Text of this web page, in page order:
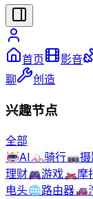
首页 影音
聊
创造
兴趣节点
全部
🤖AI🚲骑行📷
理财🎮游戏🏍️摩
电头🌐路由器🚗